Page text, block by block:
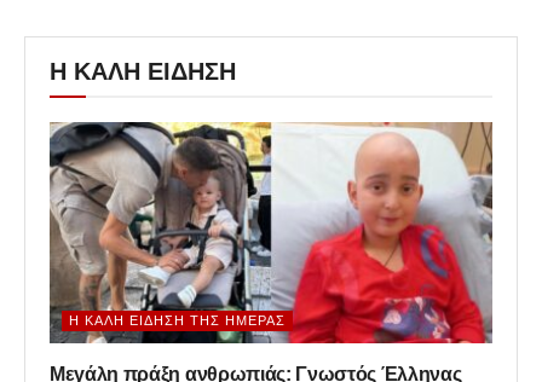
Η ΚΑΛΗ ΕΙΔΗΣΗ
Η ΚΑΛΉ ΕΊΔΗΣΗ ΤΗΣ ΗΜΈΡΑΣ
Μεγάλη πράξη ανθρωπιάς: Γνωστός Έλληνας